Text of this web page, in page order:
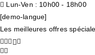
Lun-Ven : 10h00 - 18h00
[demo-langue]
Les meilleures offres